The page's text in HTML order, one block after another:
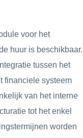
voor het
huur is beschikbaar.
tussen het
financiele systeem
van het interne
tot het enkel
worden